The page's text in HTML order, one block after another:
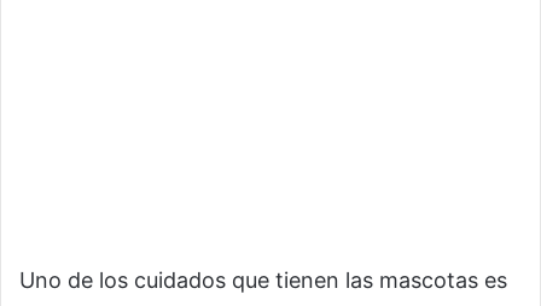
Uno de los cuidados que tienen las mascotas es